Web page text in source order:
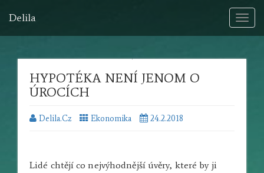
Delila
HYPOTÉKA NENÍ JENOM O
ÚROCÍCH
Delila.cz Ekonomika 24.2.2018
Lidé chtějí co nejvýhodnější úvěry, které by ji